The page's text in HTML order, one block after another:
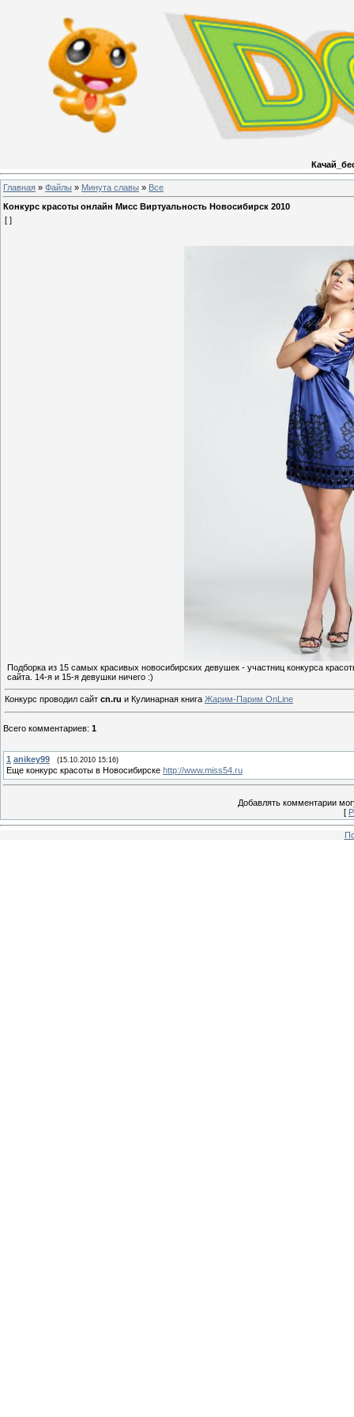
Главная » Файлы » Минута славы » Все
Конкурс красоты онлайн Мисс Виртуальность Новосибирск 2010
[ ]
Подборка из 15 самых красивых новосибирских девушек - участниц конкурса
сайта. 14-я и 15-я девушки ничего :)
Конкурс проводил сайт cn.ru и Кулинарная книга Жарим-Парим OnLine
Всего комментариев: 1
1 anikey99 (15.10.2010 15:16)
Еще конкурс красоты в Новосибирске http://www.miss54.ru
Добавлять комментарии
[